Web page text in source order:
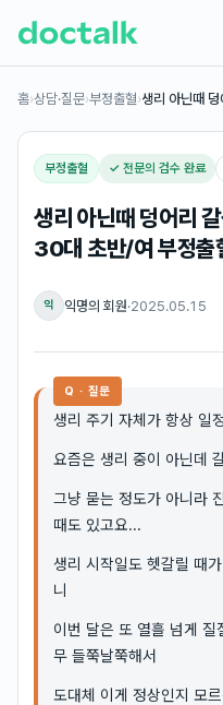
홈›상담·질문›부정출혈›생리 아닌때
부정출혈 ✓ 전문의 검수 완료
생리 아닌때 덩어리
30대 초반/여 부정출
익 익명의 회원·2025.05.15
Q · 질문
생리 주기 자체가 항상 일
요즘은 생리 중이 아닌데
그냥 묻는 정도가 아니라
때도 있고요...
생리 시작일도 헷갈릴 때
니
이번 달은 또 열흘 넘게 질
무 들쭉날쭉해서
도대체 이게 정상인지 모